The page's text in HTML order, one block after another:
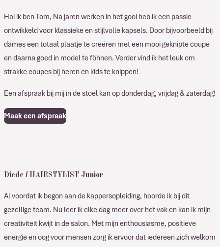
Hoi ik ben Tom, Na jaren werken in het gooi heb ik een passie
ontwikkeld voor klassieke en stijlvolle kapsels. Door bijvoorbeeld bij
dames een totaal plaatje te creëren met een mooi geknipte coupe
en daarna goed in model te föhnen. Verder vind ik het leuk om
strakke coupes bij heren en kids te knippen!
Een afspraak bij mij in de stoel kan op donderdag, vrijdag & zaterdag!
Maak een afspraak
Diede / HAIRSTYLIST Junior
Al voordat ik begon aan de kappersopleiding, hoorde ik bij dit
gezellige team. Nu leer ik elke dag meer over het vak en kan ik mijn
creativiteit kwijt in de salon. Met mijn enthousiasme, positieve
energie en oog voor mensen zorg ik ervoor dat iedereen zich welkom